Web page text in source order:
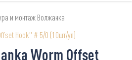
и монтаж Волжанка
Hook" # 5/0 (10шт/уп)
Worm Offset